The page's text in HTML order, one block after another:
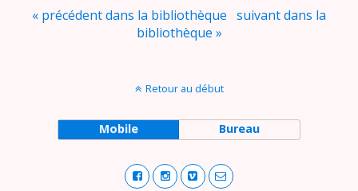
« précédent dans la bibliothèque suivant dans la
bibliothèque »
Retour au début
Mobile Bureau